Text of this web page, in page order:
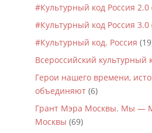
#Культурный код Россия 2.0
#Культурный код Россия 3.0
#Культурный код. Россия
Всероссийский культурный
Герои нашего времени,
объединяют(6)
Грант Мэра Москвы. Мы —
Москвы (69)